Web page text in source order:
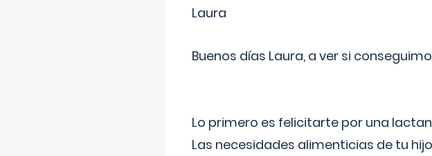
Laura
Buenos días Laura, a ver si
Lo primero es felicitarte por una
Las necesidades alimenticias de tu